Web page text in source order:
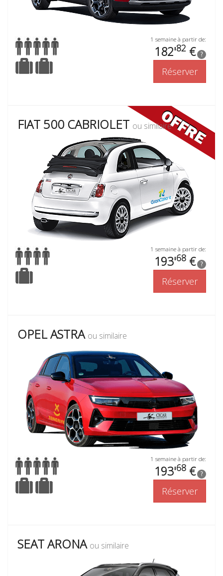
1 semaine à partir de:
182'82 € ?
Réserver
FIAT 500 CABRIOLET ou similaire
1 semaine à partir de:
193'68 € ?
Réserver
OPEL ASTRA ou similaire
1 semaine à partir de:
193'68 € ?
Réserver
SEAT ARONA ou similaire